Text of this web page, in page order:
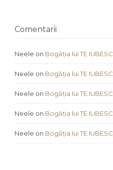
Comentarii
Neele on Bogăția lui TE IUBESC
Neele on Bogăția lui TE IUBESC
Neele on Bogăția lui TE IUBESC
Neele on Bogăția lui TE IUBESC
Neele on Bogăția lui TE IUBESC